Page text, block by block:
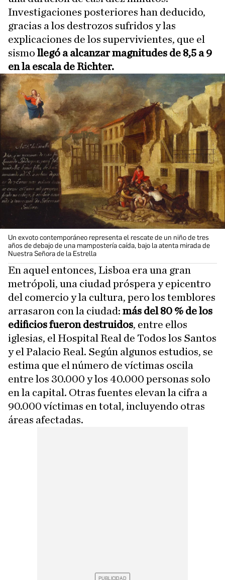
Investigaciones posteriores han deducido,
gracias a los destrozos sufridos y las
explicaciones de los supervivientes, que el
sismo llegó a alcanzar magnitudes de 8,5 a 9
en la escala de Richter.
Un exvoto contemporáneo representa el rescate de un niño de tres
años de debajo de una mampostería caída, bajo la atenta mirada de
Nuestra Señora de la Estrella
En aquel entonces, Lisboa era una gran
metrópoli, una ciudad próspera y epicentro
del comercio y la cultura, pero los temblores
arrasaron con la ciudad: más del 80 % de los
edificios fueron destruidos, entre ellos
iglesias, el Hospital Real de Todos los Santos
y el Palacio Real. Según algunos estudios, se
estima que el número de víctimas oscila
entre los 30.000 y los 40.000 personas solo
en la capital. Otras fuentes elevan la cifra a
90.000 víctimas en total, incluyendo otras
áreas afectadas.